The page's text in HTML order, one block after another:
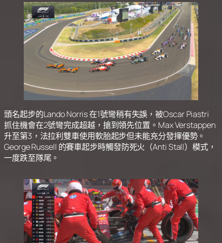
頭名起步的Lando Norris 在1號彎稍有失誤，被Oscar Piastri
抓住機會在2號彎完成超越，搶到領先位置。Max Verstappen
升至第3，法拉利雙車使用軟胎起步但未能充分發揮優勢。
George Russell 的賽車起步時觸發防死火（Anti Stall）模式，
一度跌至隊尾。